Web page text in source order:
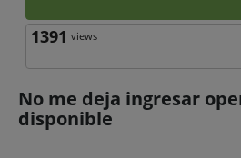
1391 views
No me deja ingresar
disponible